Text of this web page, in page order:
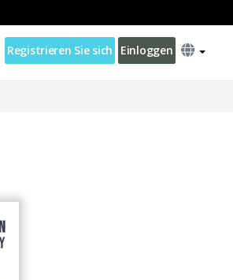
Registrieren Sie sich Einloggen